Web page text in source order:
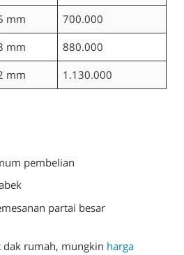
mm
700.000
mm
880.000
mm
1.130.000
pembelian
partai besar
dak rumah, mungkin harga